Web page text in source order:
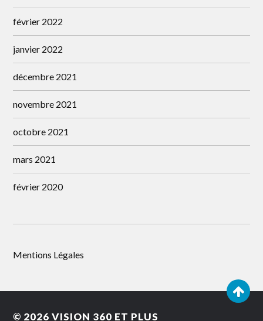
février 2022
janvier 2022
décembre 2021
novembre 2021
octobre 2021
mars 2021
février 2020
Mentions Légales
© 2026VISION 360 ET PLUS